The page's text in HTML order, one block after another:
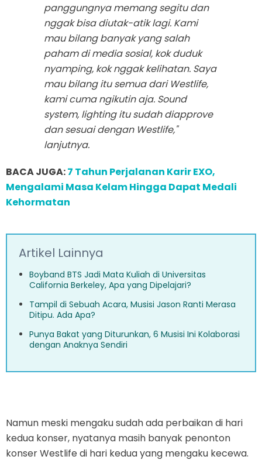
panggungnya memang segitu dan
nggak bisa diutak-atik lagi. Kami
mau bilang banyak yang salah
paham di media sosial, kok duduk
nyamping, kok nggak kelihatan. Saya
mau bilang itu semua dari Westlife,
kami cumangikutin aja. Sound
system, lighting itu sudah diapprove
dan sesuai dengan Westlife,"
lanjutnya.
BACA JUGA:7 Tahun Perjalanan Karir EXO,
Mengalami Masa Kelam Hingga Dapat Medali
Kehormatan
Artikel Lainnya
Boyband BTS Jadi Mata Kuliah di Universitas
California Berkeley, Apa yang Dipelajari?
Tampil di Sebuah Acara, Musisi Jason Ranti Merasa
Ditipu. Ada Apa?
Punya Bakat yang Diturunkan, 6 Musisi Ini Kolaborasi
dengan Anaknya Sendiri
Namun meski mengaku sudah ada perbaikan di hari
kedua konser, nyatanya masih banyak penonton
konser Westlife di hari kedua yang mengaku kecewa.